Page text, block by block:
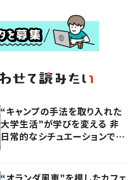
“キャンプの手法を取り入れた
大学生活”が学びを変える 非
日常的なシチュエーションで